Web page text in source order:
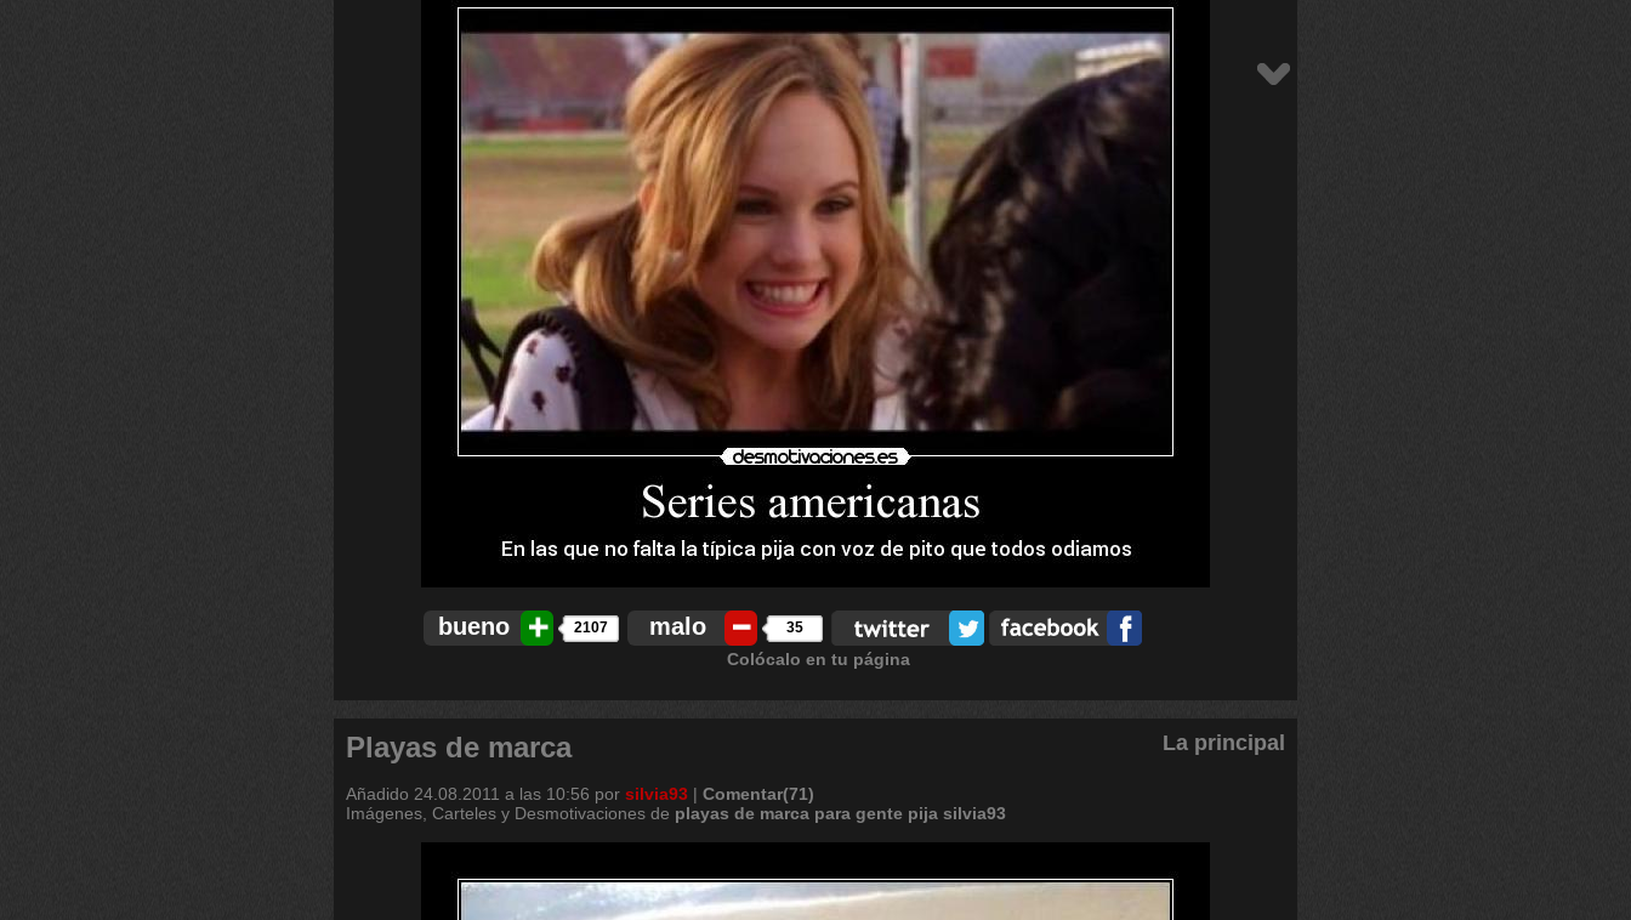
bueno 2107 malo 35
Colócalo en tu página
Playas de marca La principal
Añadido 24.08.2011 a las 10:56 por silvia93 | Comentar(71)
Imágenes, Carteles y Desmotivaciones de playas de marca para gente pija silvia93